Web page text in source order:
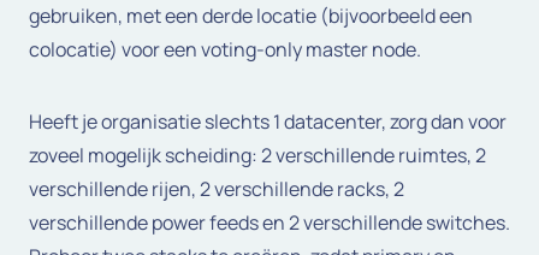
gebruiken, met een derde locatie (bijvoorbeeld een
colocatie) voor een voting-only master node.
Heeft je organisatie slechts 1 datacenter, zorg dan voor
zoveel mogelijk scheiding: 2 verschillende ruimtes, 2
verschillende rijen, 2 verschillende racks, 2
verschillende power feeds en 2 verschillende switches.